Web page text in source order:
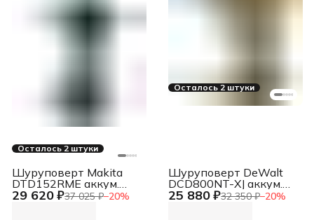
Осталось 2 штуки
29 620 ₽37 025 ₽−20%
Шуруповерт Makita
DTD152RME аккум.
патрон:шестигр.1/4"
Осталось 2 штуки
25 880 ₽32 350 ₽−20%
Шуруповерт DeWalt
DCD800NT-XJ аккум.
патрон:быстрозажимной